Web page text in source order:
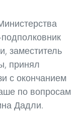
заместитель
принял
с окончанием
по вопросам
Дадли.